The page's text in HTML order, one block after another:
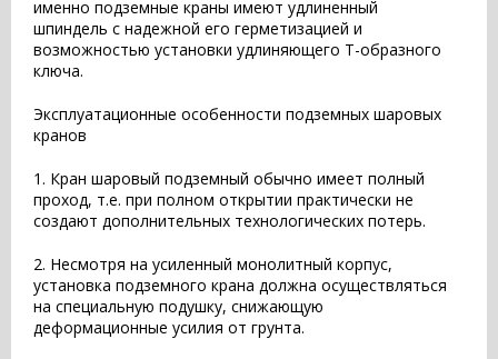
именно подземные краны имеют удлиненный
шпиндель с надежной его герметизацией и
возможностью установки удлиняющего Т-образного
ключа.
Эксплуатационные особенности подземных шаровых
кранов
1. Кран шаровый подземный обычно имеет полный
проход, т.е. при полном открытии практически не
создают дополнительных технологических потерь.
2. Несмотря на усиленный монолитный корпус,
установка подземного крана должна осуществляться
на специальную подушку, снижающую
деформационные усилия от грунта.